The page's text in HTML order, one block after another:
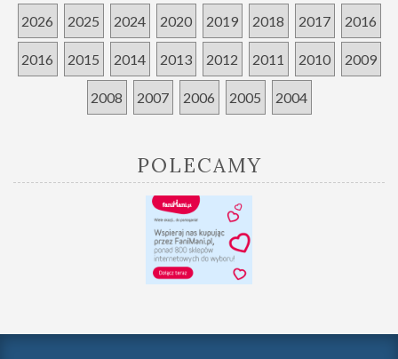
2026 2025 2024 2020 2019 2018 2017 2016
2016 2015 2014 2013 2012 2011 2010 2009
2008 2007 2006 2005 2004
POLECAMY